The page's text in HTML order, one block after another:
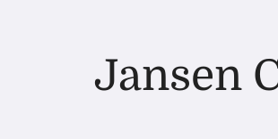
Jansen